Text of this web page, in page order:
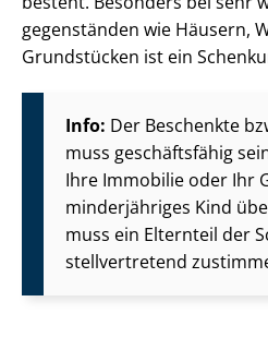
ge­gen­stän­den wie Häusern,
Grundstücken ist ein
Info: Der Beschenkte
muss geschäftsfähig
Ihre Immobilie oder Ihr
minderjähriges Kind
muss ein Elternteil der
stellvertretend